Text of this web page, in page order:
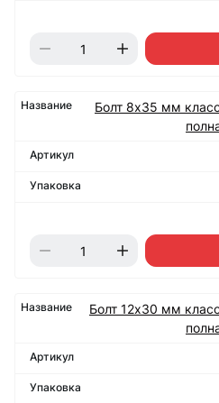
Болт 8х35 мм
Болт 12х30 мм